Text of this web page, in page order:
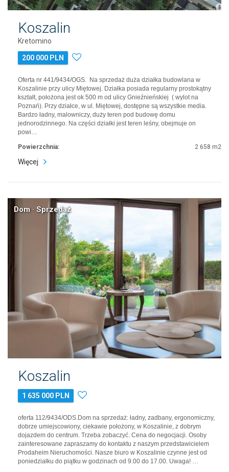
Koszalin
Kretomino
200 000 PLN
Oferta nr 441/9434/OGS. Na sprzedaż duża działka budowlana w
Koszalinie przy ulicy Miętowej. Działka posiada regularny prostokątny
kształt, położona jest ok 500 m od ulicy Gnieźnieńskiej ( wylot na
Poznań). Przy działce, w ul. Miętowej, dostępne są wszystkie media.
Bardzo ładny, malowniczy, duży teren pod budowę domu
jednorodzinnego. Na części działki jest teren leśny, obejmuje on
powi…
Powierzchnia: 2 658 m2
Więcej
Dom · Sprzedaż
Koszalin
1 635 000 PLN
oferta 112/9434/ODS.Dom na sprzedaż: ładny, zadbany, ergonomiczny,
dobrze umiejscowiony, ciekawie położony, w Koszalinie, z dobrym
dojazdem do centrum. Trzeba zobaczyć. Cena do negocjacji. Osoby
zainteresowane zapraszamy do kontaktu z naszym przedstawicielem
Prodaheim Nieruchomości. Nasze biuro w Koszalinie czynne jest od
poniedziałku do piątku w godzinach od 9.00 do 17.00. Uwaga! …